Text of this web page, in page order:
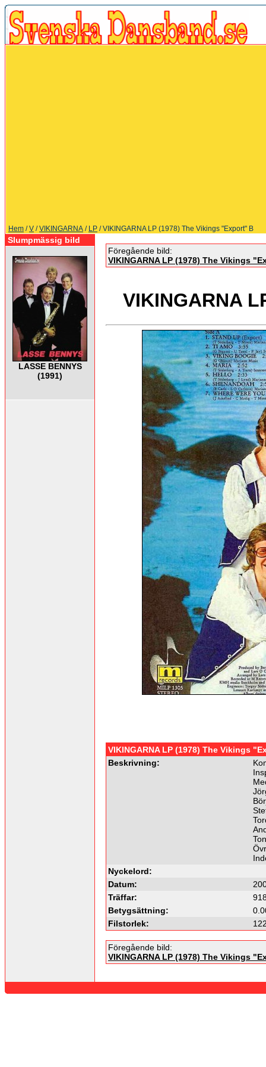
Hem /V /VIKINGARNA / LP / VIKINGARNA LP (1978) The Vikings "Export" B
Slumpmässig bild
LASSE BENNYS
(1991)
Föregående bild:
VIKINGARNA LP (1978) The Vikings
VIKINGARNA
VIKINGARNA LP (1978) The Vikings
Beskrivning:
Nyckelord:
Datum:
Träffar:
Betygsättning:
Filstorlek:
Föregående bild:
VIKINGARNA LP (1978) The Vikings